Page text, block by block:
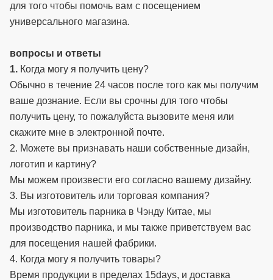
для того чтобы помочь вам с посещением
универсального магазина.
вопросы и ответы
1. Когда могу я получить цену?
Обычно в течение 24 часов после того как мы получим
ваше дознание. Если вы срочны для того чтобы
получить цену, то пожалуйста вызовите меня или
скажите мне в электронной почте.
2. Можете вы признавать наши собственные дизайн,
логотип и картину?
Мы можем произвести его согласно вашему дизайну.
3. Вы изготовитель или торговая компания?
Мы изготовитель парника в Чэнду Китае, мы
производство парника, и мы также приветствуем вас
для посещения нашей фабрики.
4. Когда могу я получить товары?
Время продукции в пределах 15days, и доставка